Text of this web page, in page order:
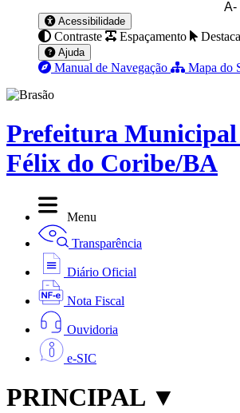
A-
Acessibilidade
Contraste Espaçamento
Ajuda
Manual de Navegação Mapa do
Prefeitura Municipal
Félix do Coribe/BA
Menu
Transparência
Diário Oficial
Nota Fiscal
Ouvidoria
e-SIC
PRINCIPAL ▼